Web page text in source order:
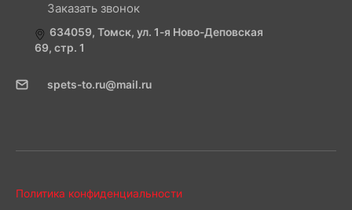
Заказать звонок
634059, Томск, ул. 1-я Ново-Деповская
69, стр. 1
spets-to.ru@mail.ru
Политика конфиденциальности